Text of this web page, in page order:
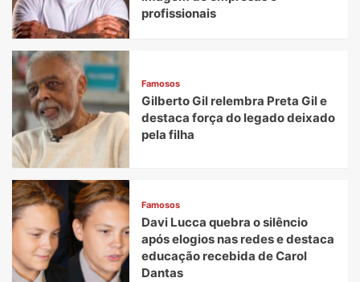
profissionais
Famosos
Gilberto Gil relembra Preta Gil e
destaca força do legado deixado
pela filha
Famosos
Davi Lucca quebra o silêncio
após elogios nas redes e destaca
educação recebida de Carol
Dantas